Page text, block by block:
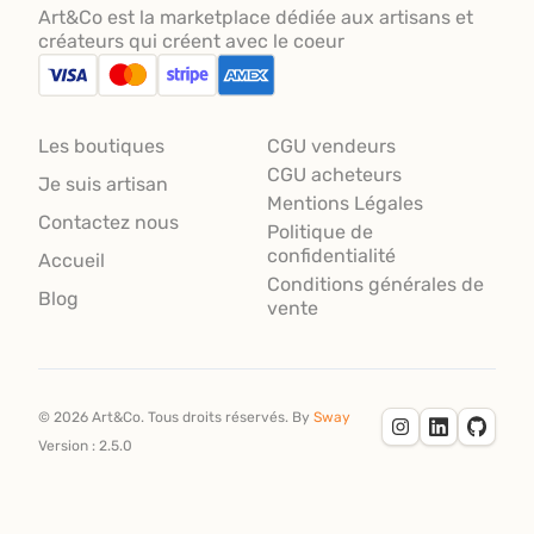
Art&Co est la marketplace dédiée aux artisans et
créateurs qui créent avec le coeur
Les boutiques
Je suis artisan
Contactez nous
Accueil
Blog
CGU vendeurs
CGU acheteurs
Mentions Légales
Politique de
confidentialité
Conditions générales de
vente
© 2026 Art&Co. Tous droits réservés. By Sway
Version : 2.5.0